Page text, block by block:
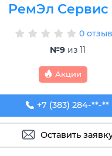
РемЭл Сервис
0
№9из 11
Акции
+7 (383) 284-12-57
+7 (383) 284-**-**
Оставить